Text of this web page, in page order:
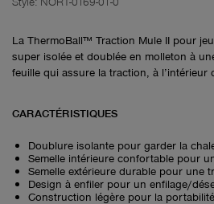
La ThermoBall™ Traction Mule II pour
super isolée et doublée en molleton à
feuille qui assure la traction, à l’intérieur
CARACTÉRISTIQUES
Doublure isolante pour garder la
Semelle intérieure confortable pour
Semelle extérieure durable pour une
Design à enfiler pour un enfilage/
Construction légère pour la portabilité